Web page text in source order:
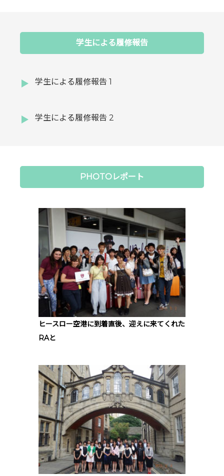
学生による履修報告
学生による履修報告 1
学生による履修報告 2
PHOTOレポート
ヒースロー空港に到着直後、迎えに来てくれた
RAと